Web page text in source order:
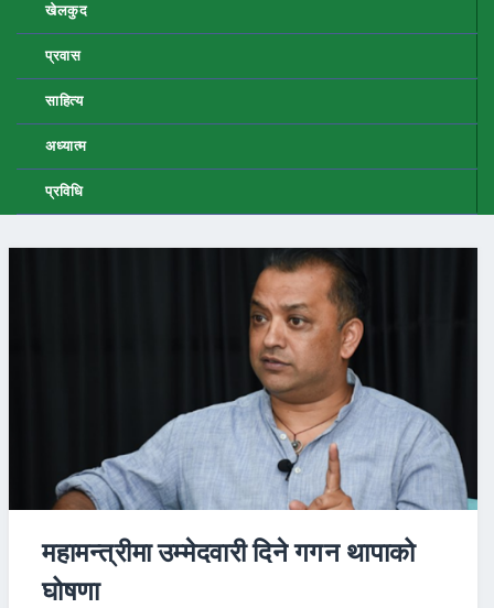
खेलकुद
प्रवास
साहित्य
अध्यात्म
प्रविधि
महामन्त्रीमा उम्मेदवारी दिने गगन थापाको
घोषणा